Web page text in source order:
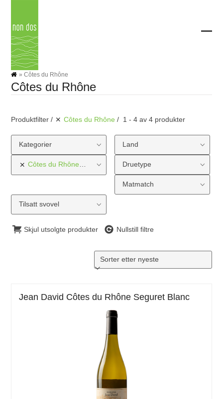
content
»Côtes du Rhône
Côtes du Rhône
Produktfilter Côtes du Rhône 1 - 4 av 4 produkter
Kategorier Land
Côtes du Rhône Region Druetype
Matmatch
Tilsatt svovel
Skjul utsolgte produkter Nullstill filtre
Jean David Côtes du Rhône Seguret Blanc